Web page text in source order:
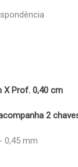
X Prof. 0,40 cm
2
0,45 mm